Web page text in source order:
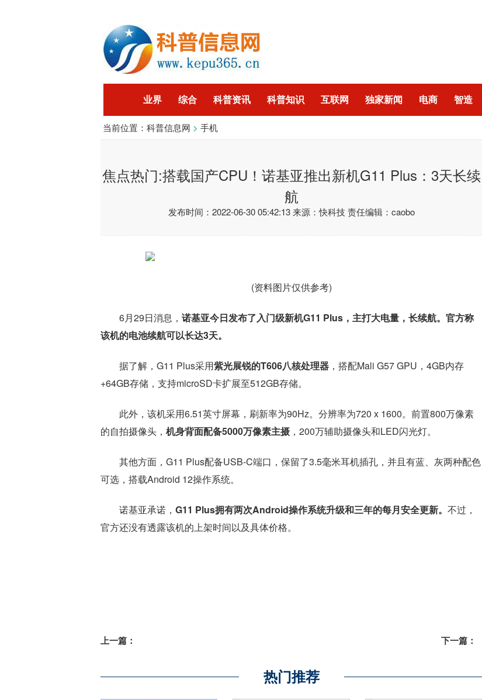
业界 综合 科普资讯 科普知识 互联网 独家新闻 电商 智造
智能 企业 游戏
当前位置： 科普信息网 > 手机
焦点热门:搭载国产CPU！诺基亚推出新机G11 Plus：3天长续
航
发布时间：2022-06-30 05:42:13 来源：快科技 责任编辑：caobo
(资料图片仅供参考)
6月29日消息， 诺基亚今日发布了入门级新机G11 Plus，主打大电量，长续航。官方称
该机的电池续航可以长达3天。
据了解，G11 Plus采用紫光展锐的T606八核处理器 ，搭配Mali G57 GPU，4GB内存
+64GB存储，支持microSD卡扩展至512GB存储。
此外，该机采用6.51英寸屏幕，刷新率为90Hz。分辨率为720 x 1600。前置800万像素
的自拍摄像头， 机身背面配备5000万像素主摄 ，200万辅助摄像头和LED闪光灯。
其他方面，G11 Plus配备USB-C端口，保留了3.5毫米耳机插孔，并且有蓝、灰两种配色
可选，搭载Android 12操作系统。
诺基亚承诺， G11 Plus拥有两次Android操作系统升级和三年的每月安全更新。 不过，
官方还没有透露该机的上架时间以及具体价格。
上一篇： 下一篇：
热门推荐